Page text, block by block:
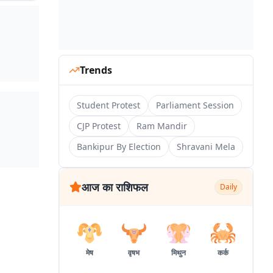
Trends
Student Protest
Parliament Session
CJP Protest
Ram Mandir
Bankipur By Election
Shravani Mela
आज का राशिफल Daily
मेष वृषभ मिथुन कर्क